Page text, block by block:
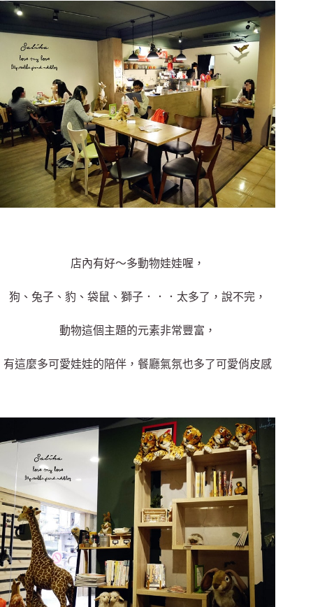
店內有好～多動物娃娃喔，
狗、兔子、豹、袋鼠、獅子．．．太多了，說不完，
動物這個主題的元素非常豐富，
有這麼多可愛娃娃的陪伴，餐廳氣氛也多了可愛俏皮感